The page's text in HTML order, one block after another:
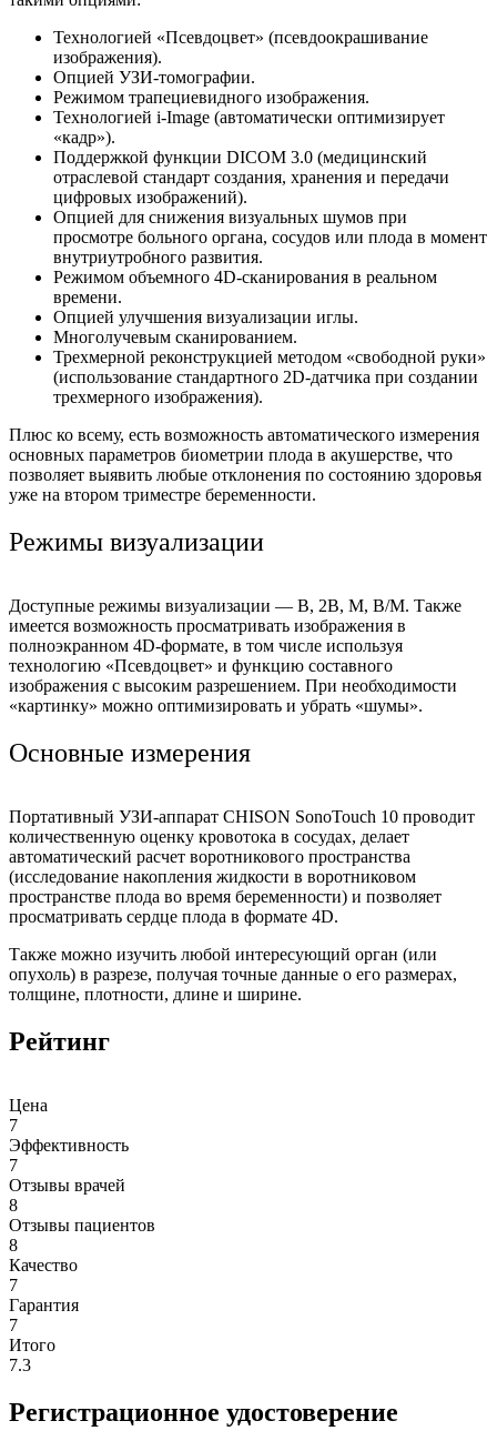
Технологией «Псевдоцвет» (псевдоокрашивание
изображения).
Опцией УЗИ-томографии.
Режимом трапециевидного изображения.
Технологией i-Image (автоматически оптимизирует
«кадр»).
Поддержкой функции DICOM 3.0 (медицинский
отраслевой стандарт создания, хранения и передачи
цифровых изображений).
Опцией для снижения визуальных шумов при
просмотре больного органа, сосудов или плода в момент
внутриутробного развития.
Режимом объемного 4D-сканирования в реальном
времени.
Опцией улучшения визуализации иглы.
Многолучевым сканированием.
Трехмерной реконструкцией методом «свободной руки»
(использование стандартного 2D-датчика при создании
трехмерного изображения).
Плюс ко всему, есть возможность автоматического измерения
основных параметров биометрии плода в акушерстве, что
позволяет выявить любые отклонения по состоянию здоровья
уже на втором триместре беременности.
Режимы визуализации
Доступные режимы визуализации — В, 2В, М, В/М. Также
имеется возможность просматривать изображения в
полноэкранном 4D-формате, в том числе используя
технологию «Псевдоцвет» и функцию составного
изображения с высоким разрешением. При необходимости
«картинку» можно оптимизировать и убрать «шумы».
Основные измерения
Портативный УЗИ-аппарат CHISON SonoTouch 10 проводит
количественную оценку кровотока в сосудах, делает
автоматический расчет воротникового пространства
(исследование накопления жидкости в воротниковом
пространстве плода во время беременности) и позволяет
просматривать сердце плода в формате 4D.
Также можно изучить любой интересующий орган (или
опухоль) в разрезе, получая точные данные о его размерах,
толщине, плотности, длине и ширине.
Рейтинг
Цена
7
Эффективность
7
Отзывы врачей
8
Отзывы пациентов
8
Качество
7
Гарантия
7
Итого
7.3
Регистрационное удостоверение